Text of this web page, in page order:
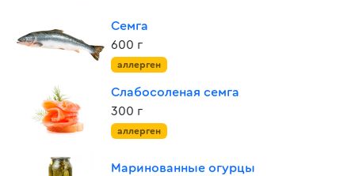
Семга
600 г
аллерген
Слабосоленая семга
300 г
аллерген
Маринованные огурцы